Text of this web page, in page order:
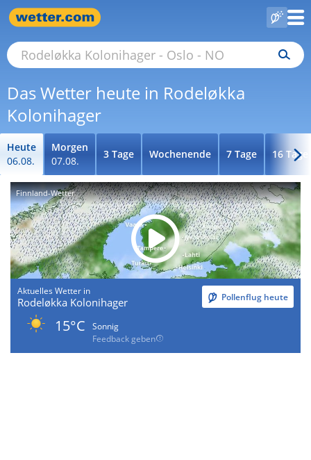
Das Wetter heute in Rodeløkka
Kolonihager
Heute
06.08.
Morgen
07.08.
3 Tage Wochenende 7 Tage 16 Tage
Finnland-Wetter
Aktuelles Wetter in
Rodeløkka Kolonihager Pollenflug heute
15°C
Sonnig
Feedback geben